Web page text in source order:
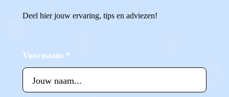
Deel hier jouw ervaring, tips en adviezen!
Voornaam *